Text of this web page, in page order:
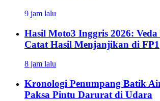
9 jam lalu
Hasil Moto3 Inggris 2026:
Catat Hasil Menjanjikan di FP1
8 jam lalu
Kronologi Penumpang Batik
Paksa Pintu Darurat di Udara